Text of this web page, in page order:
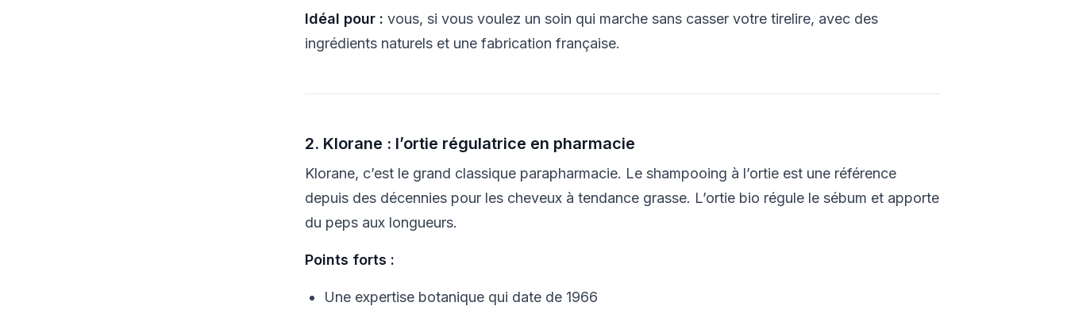
Idéal pour : vous, si vous voulez un soin qui marche sans casser votre tirelire, avec des
ingrédients naturels et une fabrication française.
2. Klorane : l’ortie régulatrice en pharmacie
Klorane, c’est le grand classique parapharmacie. Le shampooing à l’ortie est une référence
depuis des décennies pour les cheveux à tendance grasse. L’ortie bio régule le sébum et apporte
du peps aux longueurs.
Points forts :
Une expertise botanique qui date de 1966